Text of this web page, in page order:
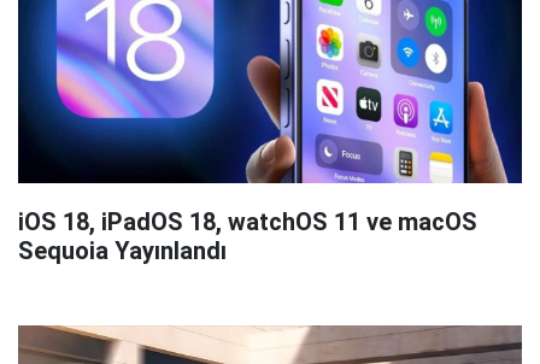
iOS 18, iPadOS 18, watchOS 11 ve macOS
Sequoia Yayınlandı